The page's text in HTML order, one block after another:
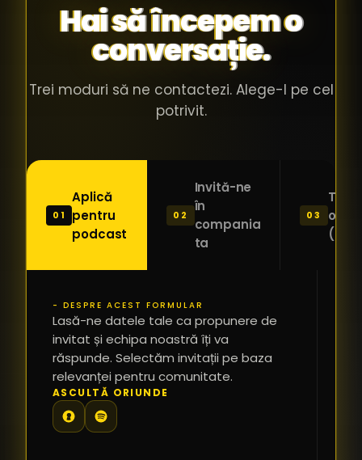
Hai să începem o
conversație.
Trei moduri să ne contactezi. Alege-l pe cel
potrivit.
01
Aplică
pentru
podcast
02
Invită-ne
în
compania
ta
03
o
- DESPRE ACEST FORMULAR
Lasă-ne datele tale ca propunere de
invitat și echipa noastră îți va
răspunde. Selectăm invitații pe baza
relevanței pentru comunitate.
ASCULTĂ ORIUNDE